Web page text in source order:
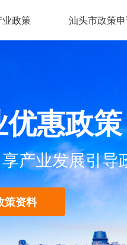
政策 汕头市政策
惠政策
产业发展引导
策资料